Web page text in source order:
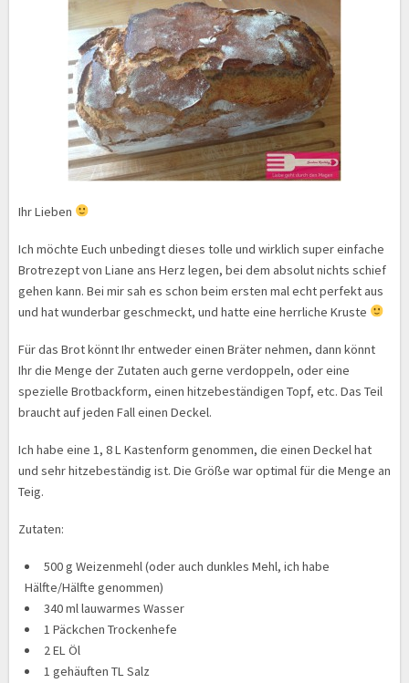
Ihr Lieben
Ich möchte Euch unbedingt dieses tolle und wirklich super einfache
Brotrezept von Liane ans Herz legen, bei dem absolut nichts schief
gehen kann. Bei mir sah es schon beim ersten mal echt perfekt aus
und hat wunderbar geschmeckt, und hatte eine herrliche Kruste
Für das Brot könnt Ihr entweder einen Bräter nehmen, dann könnt
Ihr die Menge der Zutaten auch gerne verdoppeln, oder eine
spezielle Brotbackform, einen hitzebeständigen Topf, etc. Das Teil
braucht auf jeden Fall einen Deckel.
Ich habe eine 1, 8 L Kastenform genommen, die einen Deckel hat
und sehr hitzebeständig ist. Die Größe war optimal für die Menge an
Teig.
Zutaten:
500 g Weizenmehl (oder auch dunkles Mehl, ich habe
Hälfte/Hälfte genommen)
340 ml lauwarmes Wasser
1 Päckchen Trockenhefe
2 EL Öl
1 gehäuften TL Salz